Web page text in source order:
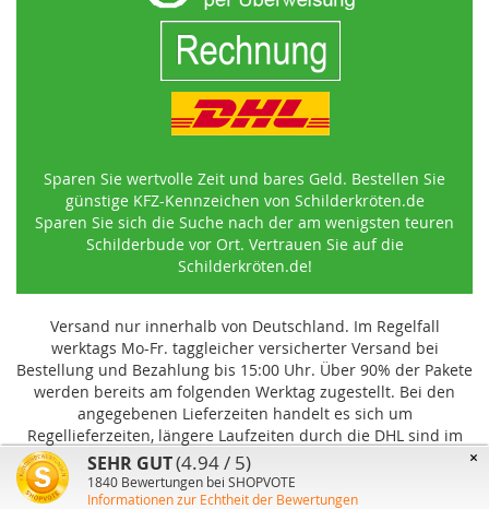
Sparen Sie wertvolle Zeit und bares Geld. Bestellen Sie
günstige KFZ-Kennzeichen von Schilderkröten.de
Sparen Sie sich die Suche nach der am wenigsten teuren
Schilderbude vor Ort. Vertrauen Sie auf die
Schilderkröten.de!
Versand nur innerhalb von Deutschland. Im Regelfall
werktags Mo-Fr. taggleicher versicherter Versand bei
Bestellung und Bezahlung bis 15:00 Uhr. Über 90% der Pakete
werden bereits am folgenden Werktag zugestellt. Bei den
angegebenen Lieferzeiten handelt es sich um
Regellieferzeiten, längere Laufzeiten durch die DHL sind im
Einzelfall möglich und können von uns nicht beeinflusst
werden.
×
SEHR GUT(4.94 / 5)
1840 Bewertungen bei SHOPVOTE
Informationen zur Echtheit der Bewertungen